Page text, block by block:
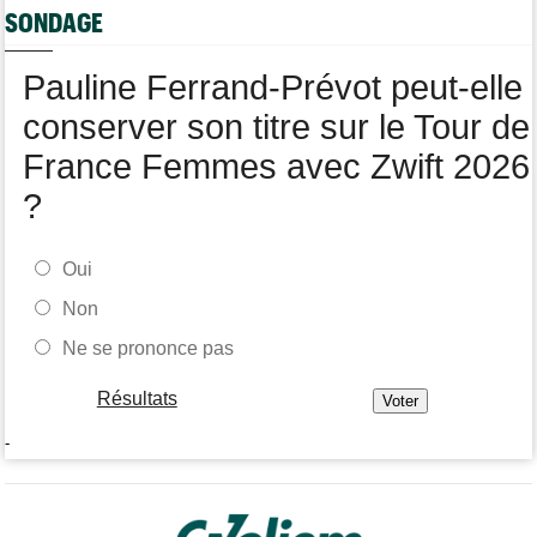
Transfert
SONDAGE
Pauline Ferrand-Prévot peut-elle
conserver son titre sur le Tour de
France Femmes avec Zwift 2026
?
Oui
Non
Ne se prononce pas
Résultats
-